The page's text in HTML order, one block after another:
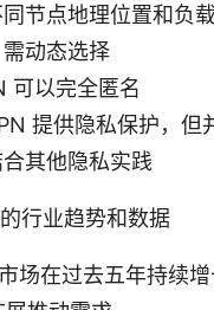
节点地理位置和负
动态选择
可以完全匿名
提供隐私保护，但
其他隐私实践
行业趋势和数据
场在过去五年持续